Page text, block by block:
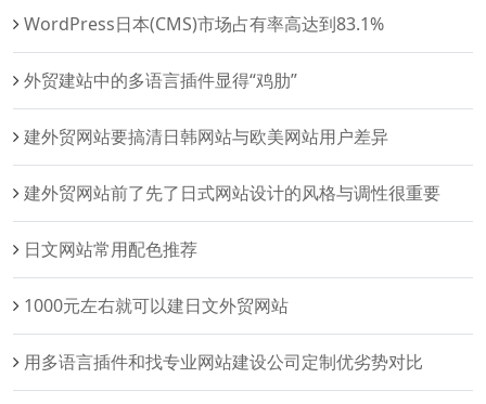
WordPress日本(CMS)市场占有率高达到83.1%
外贸建站中的多语言插件显得“鸡肋”
建外贸网站要搞清日韩网站与欧美网站用户差异
建外贸网站前了先了日式网站设计的风格与调性很重要
日文网站常用配色推荐
1000元左右就可以建日文外贸网站
用多语言插件和找专业网站建设公司定制优劣势对比